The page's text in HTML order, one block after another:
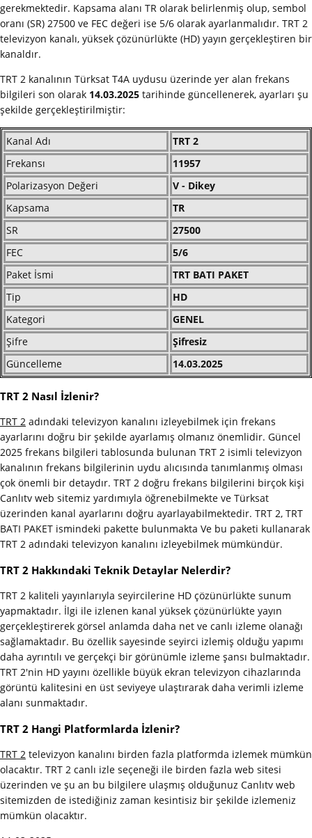
gerekmektedir. Kapsama alanı TR olarak belirlenmiş olup, sembol
oranı (SR) 27500 ve FEC değeri ise 5/6 olarak ayarlanmalıdır. TRT 2
televizyon kanalı, yüksek çözünürlükte (HD) yayın gerçekleştiren bir
kanaldır.
TRT 2 kanalının Türksat T4A uydusu üzerinde yer alan frekans
bilgileri son olarak 14.03.2025 tarihinde güncellenerek, ayarları şu
şekilde gerçekleştirilmiştir:
Kanal Adı
TRT 2
Frekansı
11957
Polarizasyon Değeri
V - Dikey
Kapsama
TR
SR
27500
FEC
5/6
Paket İsmi
TRT BATI PAKET
Tip
HD
Kategori
GENEL
Şifre
Şifresiz
Güncelleme
14.03.2025
TRT 2 Nasıl İzlenir?
TRT 2 adındaki televizyon kanalını izleyebilmek için frekans
ayarlarını doğru bir şekilde ayarlamış olmanız önemlidir. Güncel
2025 frekans bilgileri tablosunda bulunan TRT 2 isimli televizyon
kanalının frekans bilgilerinin uydu alıcısında tanımlanmış olması
çok önemli bir detaydır. TRT 2 doğru frekans bilgilerini birçok kişi
Canlıtv web sitemiz yardımıyla öğrenebilmekte ve Türksat
üzerinden kanal ayarlarını doğru ayarlayabilmektedir. TRT 2, TRT
BATI PAKET ismindeki pakette bulunmakta Ve bu paketi kullanarak
TRT 2 adındaki televizyon kanalını izleyebilmek mümkündür.
TRT 2 Hakkındaki Teknik Detaylar Nelerdir?
TRT 2 kaliteli yayınlarıyla seyircilerine HD çözünürlükte sunum
yapmaktadır. İlgi ile izlenen kanal yüksek çözünürlükte yayın
gerçekleştirerek görsel anlamda daha net ve canlı izleme olanağı
sağlamaktadır. Bu özellik sayesinde seyirci izlemiş olduğu yapımı
daha ayrıntılı ve gerçekçi bir görünümle izleme şansı bulmaktadır.
TRT 2'nin HD yayını özellikle büyük ekran televizyon cihazlarında
görüntü kalitesini en üst seviyeye ulaştırarak daha verimli izleme
alanı sunmaktadır.
TRT 2 Hangi Platformlarda İzlenir?
TRT 2 televizyon kanalını birden fazla platformda izlemek mümkün
olacaktır. TRT 2 canlı izle seçeneği ile birden fazla web sitesi
üzerinden ve şu an bu bilgilere ulaşmış olduğunuz Canlıtv web
sitemizden de istediğiniz zaman kesintisiz bir şekilde izlemeniz
mümkün olacaktır.